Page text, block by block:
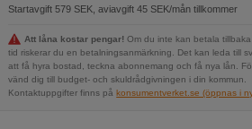
Startavgift 579 SEK, aviavgift 45 SEK/mån tillkommer
Att låna kostar pengar! Om du inte kan betala
tid riskerar du en betalningsanmärkning. Det kan leda till
att få hyra bostad, teckna abonnemang och få nya lån.
vänd dig till budget- och skuldrådgivningen i din kommun.
Kontaktuppgifter finns på konsumentverket.se (öppnas i